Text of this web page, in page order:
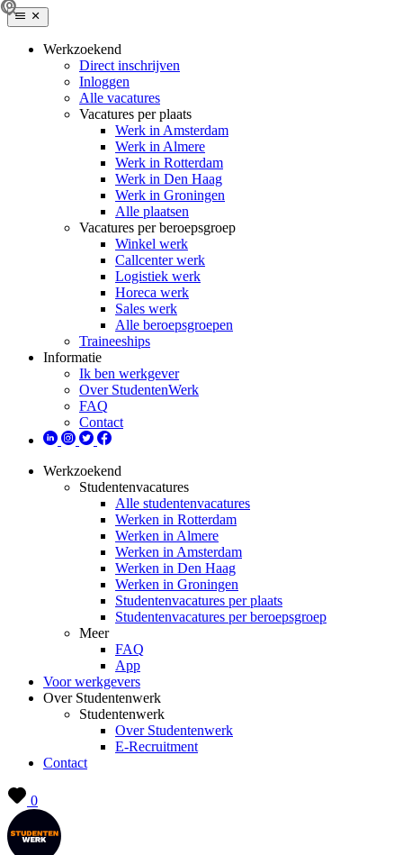
Werkzoekend
Direct inschrijven
Inloggen
Alle vacatures
Vacatures per plaats
Werk in Amsterdam
Werk in Almere
Werk in Rotterdam
Werk in Den Haag
Werk in Groningen
Alle plaatsen
Vacatures per beroepsgroep
Winkel werk
Callcenter werk
Logistiek werk
Horeca werk
Sales werk
Alle beroepsgroepen
Traineeships
Informatie
Ik ben werkgever
Over StudentenWerk
FAQ
Contact
Werkzoekend
Studentenvacatures
Alle studentenvacatures
Werken in Rotterdam
Werken in Almere
Werken in Amsterdam
Werken in Den Haag
Werken in Groningen
Studentenvacatures per plaats
Studentenvacatures per beroepsgroep
Meer
FAQ
App
Voor werkgevers
Over Studentenwerk
Studentenwerk
Over Studentenwerk
E-Recruitment
Contact
0